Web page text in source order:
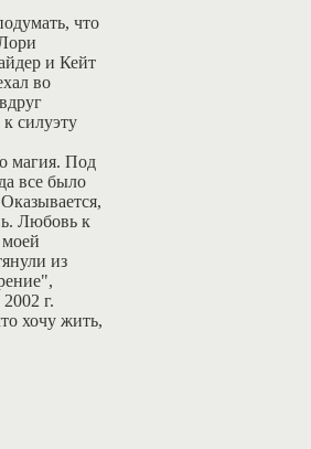
что
и Кейт
во
силуэту
магия. Под
все было
Любовь к
из
г.
хочу жить,